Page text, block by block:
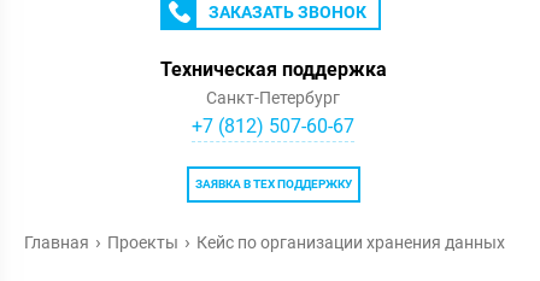
ЗАКАЗАТЬ ЗВОНОК
Техническая поддержка
Санкт-Петербург
+7 (812) 507-60-67
ЗАЯВКА В ТЕХ ПОДДЕРЖКУ
Главная Проекты Кейс по организации хранения данных